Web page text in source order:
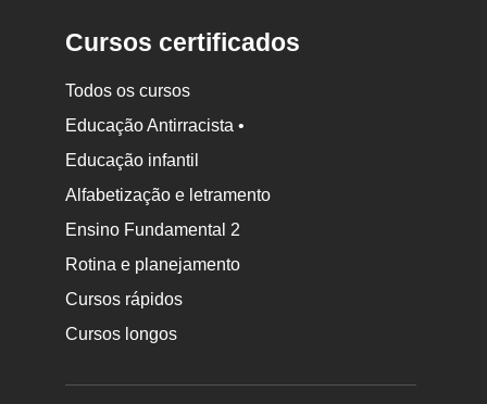
Cursos certificados
Todos os cursos
Educação Antirracista •
Educação infantil
Alfabetização e letramento
Ensino Fundamental 2
Rotina e planejamento
Cursos rápidos
Cursos longos